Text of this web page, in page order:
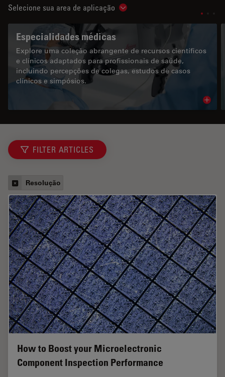
Selecione sua area de aplicação Show subnavigation
Especialidades médicas
Explore uma coleção abrangente de recursos científicos
e clínicos adaptados para profissionais de saúde,
incluindo percepções de colegas, estudos de casos
clínicos e simpósios.
FILTER ARTICLES
Resolução
How to Boost your Microelectronic
Component Inspection Performance